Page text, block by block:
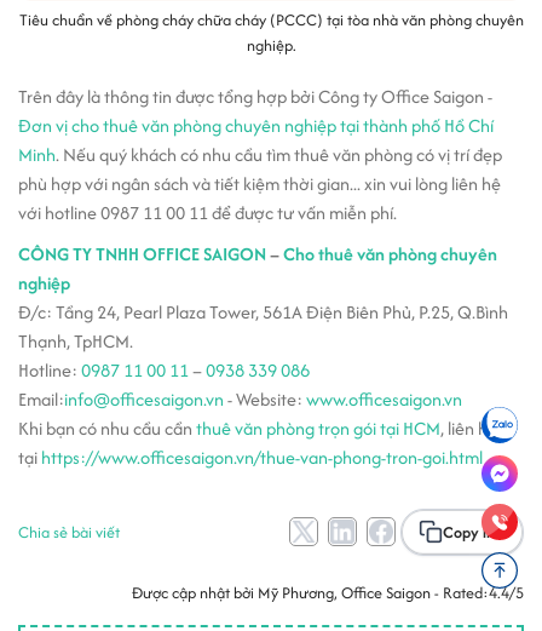
Tiêu chuẩn về phòng cháy chữa cháy (PCCC) tại tòa nhà văn phòng chuyên
nghiệp.
Trên đây là thông tin được tổng hợp bởi Công ty Office Saigon -
Đơn vị cho thuê văn phòng chuyên nghiệp tại thành phố Hồ Chí
Minh. Nếu quý khách có nhu cầu tìm thuê văn phòng có vị trí đẹp
phù hợp với ngân sách và tiết kiệm thời gian... xin vui lòng liên hệ
với hotline 0987 11 00 11 để được tư vấn miễn phí.
CÔNG TY TNHH OFFICE SAIGON–Cho thuê văn phòng chuyên
nghiệp
Đ/c: Tầng 24, Pearl Plaza Tower, 561A Điện Biên Phủ, P.25, Q.Bình
Thạnh, TpHCM.
Hotline:0987 11 00 11–0938 339 086
Email:info@officesaigon.vn- Website:www.officesaigon.vn
Khi bạn có nhu cầu cầnthuê văn phòng trọn gói tại HCM, liên hệ
tạihttps://www.officesaigon.vn/thue-van-phong-tron-goi.html
Chia sẻ bài viết Copy link
Được cập nhật bởi Mỹ Phương, Office Saigon - Rated:4.4/5